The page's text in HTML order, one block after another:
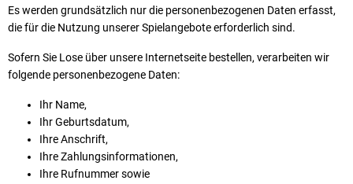
Es werden grundsätzlich nur die personenbezogenen Daten erfasst,
die für die Nutzung unserer Spielangebote erforderlich sind.
Sofern Sie Lose über unsere Internetseite bestellen, verarbeiten wir
folgende personenbezogene Daten:
Ihr Name,
Ihr Geburtsdatum,
Ihre Anschrift,
Ihre Zahlungsinformationen,
Ihre Rufnummer sowie